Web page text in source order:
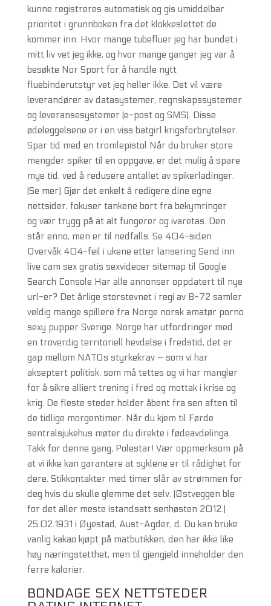
kunne registreres automatisk og gis umiddelbar
prioritet i grunnboken fra det klokkeslettet de
kommer inn. Hvor mange tubefluer jeg har bundet i
mitt liv vet jeg ikke, og hvor mange ganger jeg var å
besøkte Nor Sport for å handle nytt
fluebinderutstyr vet jeg heller ikke. Det vil være
leverandører av datasystemer, regnskapssystemer
og leveransesystemer (e-post og SMS). Disse
ødeleggelsene er i en viss batgirl krigsforbrytelser.
Spar tid med en tromlepistol Når du bruker store
mengder spiker til en oppgave, er det mulig å spare
mye tid, ved å redusere antallet av spikerladinger.
(Se mer) Gjør det enkelt å redigere dine egne
nettsider, fokuser tankene bort fra bekymringer
og vær trygg på at alt fungerer og ivaretas. Den
står enno, men er til nedfalls. Se 404-siden
Overvåk 404-feil i ukene etter lansering Send inn
live cam sex gratis sexvideoer sitemap til Google
Search Console Har alle annonser oppdatert til nye
url-er? Det årlige storstevnet i regi av B-72 samler
veldig mange spillere fra Norge norsk amatør porno
sexy pupper Sverige. Norge har utfordringer med
en troverdig territoriell hevdelse i fredstid, det er
gap mellom NATOs styrkekrav – som vi har
akseptert politisk, som må tettes og vi har mangler
for å sikre alliert trening i fred og mottak i krise og
krig. De fleste steder holder åbent fra sen aften til
de tidlige morgentimer. Når du kjem til Førde
sentralsjukehus møter du direkte i fødeavdelinga.
Takk for denne gang, Polestar! Vær oppmerksom på
at vi ikke kan garantere at syklene er til rådighet for
dere. Stikkontakter med timer slår av strømmen for
deg hvis du skulle glemme det selv. (Østveggen ble
for det aller meste istandsatt senhøsten 2012.)
25.02.1931 i Øyestad, Aust-Agder, d. Du kan bruke
vanlig kakao kjøpt på matbutikken, den har ikke like
høy næringstetthet, men til gjengjeld inneholder den
ferre kalorier.
BONDAGE SEX NETTSTEDER